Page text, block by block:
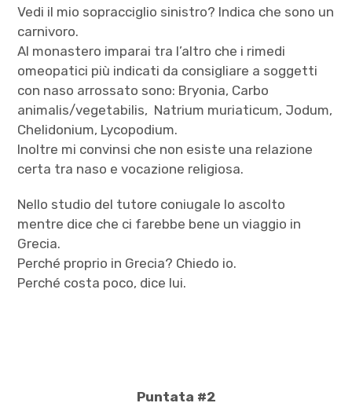
Vedi il mio sopracciglio sinistro? Indica che sono un
carnivoro.
Al monastero imparai tra l’altro che i rimedi
omeopatici più indicati da consigliare a soggetti
con naso arrossato sono: Bryonia, Carbo
animalis/vegetabilis, Natrium muriaticum, Jodum,
Chelidonium, Lycopodium.
Inoltre mi convinsi che non esiste una relazione
certa tra naso e vocazione religiosa.
Nello studio del tutore coniugale lo ascolto
mentre dice che ci farebbe bene un viaggio in
Grecia.
Perché proprio in Grecia? Chiedo io.
Perché costa poco, dice lui.
Puntata #2